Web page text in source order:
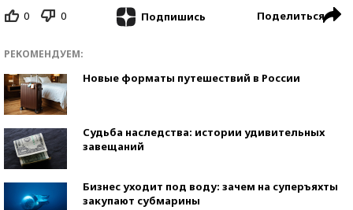
0 0 Подпишись Поделиться
РЕКОМЕНДУЕМ:
Новые форматы путешествий в России
Судьба наследства: истории удивительных
завещаний
Бизнес уходит под воду: зачем на суперъяхты
закупают субмарины